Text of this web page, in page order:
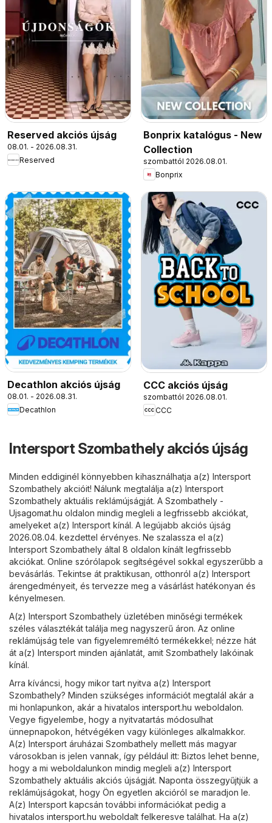
Reserved akciós újság
08.01. - 2026.08.31.
Reserved
Bonprix katalógus - New
Collection
szombattól 2026.08.01.
Bonprix
Decathlon akciós újság
08.01. - 2026.08.31.
Decathlon
CCC akciós újság
szombattól 2026.08.01.
CCC
Intersport Szombathely akciós újság
Minden eddiginél könnyebben kihasználhatja a(z) Intersport
Szombathely akcióit! Nálunk megtalálja a(z) Intersport
Szombathely aktuális reklámújságját. A Szombathely -
Ujsagomat.hu oldalon mindig megleli a legfrissebb akciókat,
amelyeket a(z) Intersport kínál. A legújabb akciós újság
2026.08.04. kezdettel érvényes. Ne szalassza el a(z)
Intersport Szombathely által 8 oldalon kínált legfrissebb
akciókat. Online szórólapok segítségével sokkal egyszerűbb a
bevásárlás. Tekintse át praktikusan, otthonról a(z) Intersport
árengedményeit, és tervezze meg a vásárlást hatékonyan és
kényelmesen.
A(z) Intersport Szombathely üzletében minőségi termékek
széles választékát találja meg nagyszerű áron. Az online
reklámújság tele van figyelemreméltó termékekkel; nézze hát
át a(z) Intersport minden ajánlatát, amit Szombathely lakóinak
kínál.
Arra kíváncsi, hogy mikor tart nyitva a(z) Intersport
Szombathely? Minden szükséges információt megtalál akár a
mi honlapunkon, akár a hivatalos intersport.hu weboldalon.
Vegye figyelembe, hogy a nyitvatartás módosulhat
ünnepnapokon, hétvégéken vagy különleges alkalmakkor.
A(z) Intersport áruházai Szombathely mellett más magyar
városokban is jelen vannak, így például itt: Biztos lehet benne,
hogy a mi weboldalunkon mindig megleli a(z) Intersport
Szombathely aktuális akciós újságját. Naponta összegyűjtjük a
reklámújságokat, hogy Ön egyetlen akcióról se maradjon le.
A(z) Intersport kapcsán további információkat pedig a
hivatalos intersport.hu weboldalt felkeresve találhat. Ha a(z)